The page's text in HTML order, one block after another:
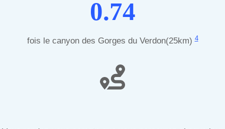
0.74
fois le canyon des Gorges du Verdon(25km)4